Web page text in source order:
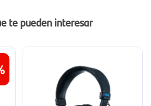
te pueden interesar